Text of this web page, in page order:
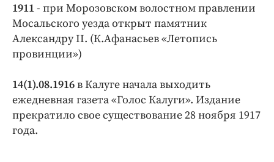
1911- при Морозовском волостном правлении
Мосальского уезда открыт памятник
Александру II. (К.Афанасьев «Летопись
провинции»)
14(1).08.1916в Калуге начала выходить
ежедневная газета «Голос Калуги». Издание
прекратило свое существование 28 ноября 1917
года.